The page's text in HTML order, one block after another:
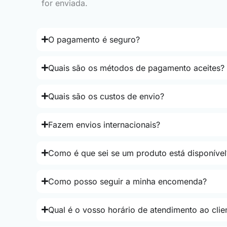
for enviada.
O pagamento é seguro?
Quais são os métodos de pagamento aceites?
Quais são os custos de envio?
Fazem envios internacionais?
Como é que sei se um produto está
Como posso seguir a minha encomenda?
Qual é o vosso horário de atendimento ao